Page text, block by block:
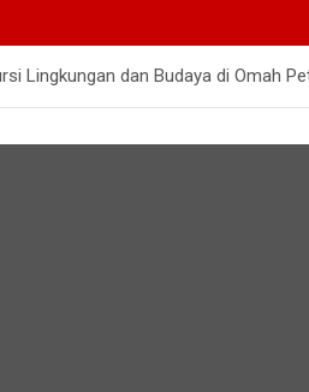
Lingkungan dan Budaya di Omah